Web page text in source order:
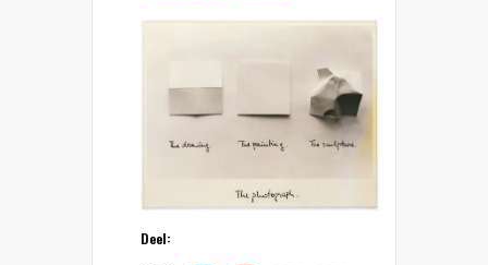
Deel: